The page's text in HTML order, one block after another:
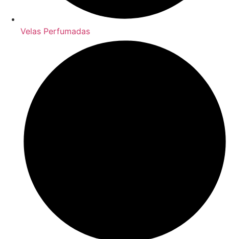
Velas Perfumadas